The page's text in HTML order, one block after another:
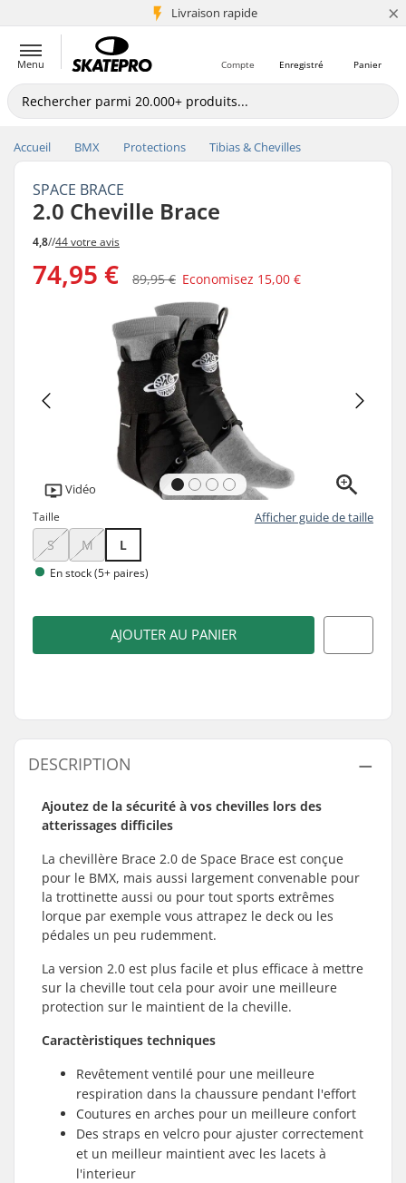
Livraison rapide
+5 mio de clients ×
Menu Panier
Enregistré
Compte
Accueil BMX Protections Tibias & Chevilles
SPACE BRACE
2.0 Cheville Brace
4,8//44 votre avis
74,95 € 89,95 € Economisez 15,00 €
Vidéo
Taille Afficher guide de taille
S M L
En stock (5+ paires)
AJOUTER AU PANIER
DESCRIPTION
Ajoutez de la sécurité à vos chevilles lors des
atterissages difficiles
La chevillère Brace 2.0 de Space Brace est conçue
pour le BMX, mais aussi largement convenable pour
la trottinette aussi ou pour tout sports extrêmes
lorque par exemple vous attrapez le deck ou les
pédales un peu rudemment.
La version 2.0 est plus facile et plus efficace à mettre
sur la cheville tout cela pour avoir une meilleure
protection sur le maintient de la cheville.
Caractèristiques techniques
Revêtement ventilé pour une meilleure
respiration dans la chaussure pendant l'effort
Coutures en arches pour un meilleure confort
Des straps en velcro pour ajuster correctement
et un meilleur maintient avec les lacets à
l'interieur